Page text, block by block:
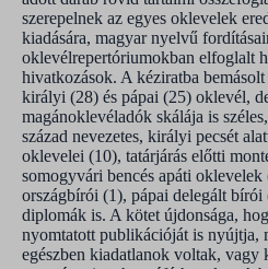
szerepelnek az egyes oklevelek
kiadására, magyar nyelvű
oklevélrepertóriumokban elfoglalt
hivatkozások. A kéziratba
királyi (28) és pápai (25) oklevél,
magánoklevéladók skálája is
század nevezetes, királyi pecsét
oklevelei (10), tatárjárás előtti
somogyvári bencés apáti
országbírói (1), pápai delegált
diplomák is. A kötet újdonsága,
nyomtatott publikációját is nyújtja,
egészben kiadatlanok voltak, vagy